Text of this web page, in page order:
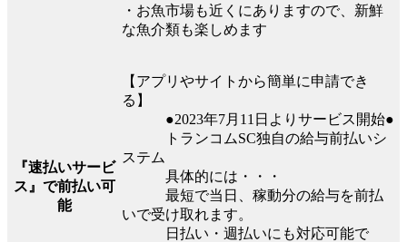
・お魚市場も近くにありますので、新鮮
な魚介類も楽しめます
『速払いサービ
ス』で前払い可
能
【アプリやサイトから簡単に申請でき
る】
●2023年7月11日よりサービス開始●
トランコムSC独⾃の給与前払いシ
ステム
具体的には・・・
最短で当日、稼動分の給与を前払
いで受け取れます。
日払い・週払いにも対応可能で